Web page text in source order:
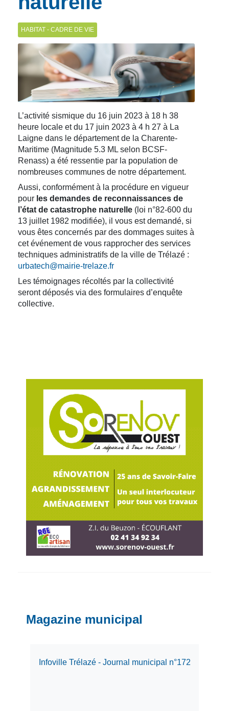
HABITAT - CADRE DE VIE
L’activité sismique du 16 juin 2023 à 18 h 38
heure locale et du 17 juin 2023 à 4 h 27 à La
Laigne dans le département de la Charente-
Maritime (Magnitude 5.3 ML selon BCSF-
Renass) a été ressentie par la population de
nombreuses communes de notre département.
Aussi, conformément à la procédure en vigueur
pour les demandes de reconnaissances de
l’état de catastrophe naturelle (loi n°82-600 du
13 juillet 1982 modifiée), il vous est demandé, si
vous êtes concernés par des dommages suites à
cet événement de vous rapprocher des services
techniques administratifs de la ville de Trélazé :
urbatech@mairie-trelaze.fr
Les témoignages récoltés par la collectivité
seront déposés via des formulaires d’enquête
collective.
Magazine municipal
Infoville Trélazé - Journal municipal n°172